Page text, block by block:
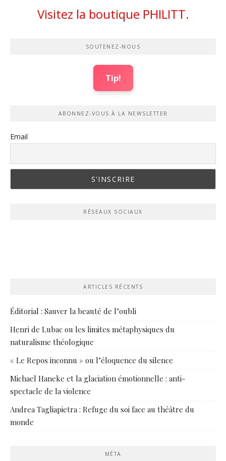
Visitez la boutique PHILITT.
SOUTENEZ-NOUS
Tip!
ABONNEZ-VOUS À LA NEWSLETTER
Email
RÉSEAUX SOCIAUX
ARTICLES RÉCENTS
Éditorial : Sauver la beauté de l’oubli
Henri de Lubac ou les limites métaphysiques du
naturalisme théologique
« Le Repos inconnu » ou l’éloquence du silence
Michael Haneke et la glaciation émotionnelle : anti-
spectacle de la violence
Andrea Tagliapietra : Refuge du soi face au théâtre du
monde
MÉTA